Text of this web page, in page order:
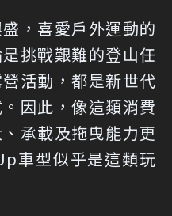
，喜愛戶外運動的
挑戰艱難的登山任
活動，都是新世代
因此，像這類消費
承載及拖曳能力更
車型似乎是這類玩